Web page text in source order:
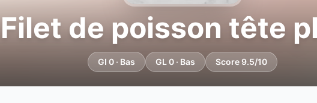
Filet de poisson tête
GI 0 · Bas GL 0 · Bas Score 9.5/10